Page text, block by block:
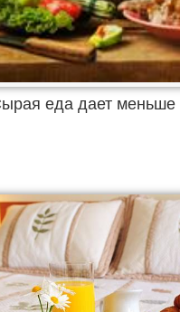
еда дает меньше